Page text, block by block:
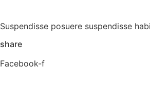
Suspendisse posuere suspendisse
share
Facebook-f